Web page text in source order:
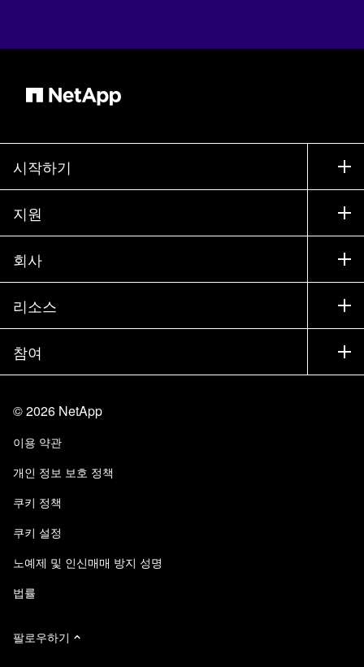
시작하기
구입 방법
세일즈 팀 연락처
파트너 찾기
경영진 브리핑
제품 소개
지원
지원
교육
설명서
커뮤니티
알아보기
회사
회사
파트너
채용
Trust Center
책임 및 지속가능성
품질 인증
NetApp Instaclustr
리소스
뉴스룸
이벤트
블로그
고객 경험
고객 사례
참여
사이트 피드백
액세스 가능성
이메일 구독
©2026 NetApp
이용 약관
개인 정보 보호 정책
쿠키 정책
쿠키 설정
노예제 및 인신매매 방지 성명
법률
팔로우하기